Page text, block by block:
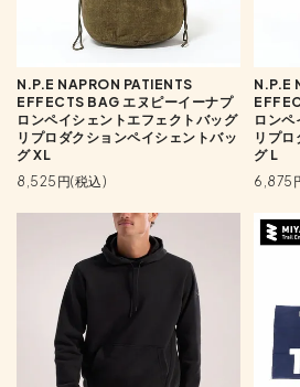
N.P.E NAPRON PATIENTS
EFFECTS BAG エヌピーイーナプ
ロンペイシェントエフェクトバッグ
リプロダクションペイシェントバッ
グ XL
8,525円(税込)
N.P.E
ロン
リプロ
グ L
6,875